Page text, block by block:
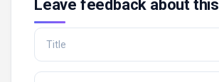
Leave feedback about this